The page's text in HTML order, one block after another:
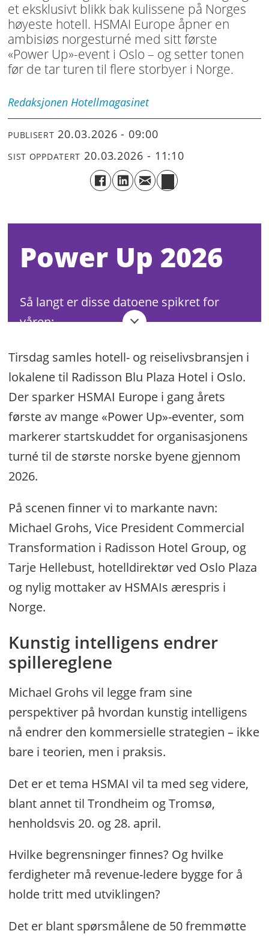
et eksklusivt blikk bak kulissene på Norges
høyeste hotell. HSMAI Europe åpner en
ambisiøs norgesturné med sitt første
«Power Up»-event i Oslo – og setter tonen
før de tar turen til flere storbyer i Norge.
Redaksjonen Hotellmagasinet
PUBLISERT 20.03.2026 - 09:00
SIST OPPDATERT 20.03.2026 - 11:10
Power Up 2026
Så langt er disse datoene spikret for
våren:
24. mars – Oslo, Radisson Blu Plaza
Hotel
Klikk her for å registrere deg for
eventet i Oslo.
20. april – Trondheim, Britannia
Hotel
28. april – Tromsø
, Clarion Hotel The
Edge
Datoer for Bergen, Stavanger og Ålesund
annonseres fortløpende.
Tirsdag samles hotell- og reiselivsbransjen i
lokalene til Radisson Blu Plaza Hotel i Oslo.
Der sparker HSMAI Europe i gang årets
første av mange «Power Up»-eventer, som
markerer startskuddet for organisasjonens
turné til de største norske byene gjennom
2026.
På scenen finner vi to markante navn:
Michael Grohs, Vice President Commercial
Transformation i Radisson Hotel Group, og
Tarje Hellebust, hotelldirektør ved Oslo Plaza
og nylig mottaker av HSMAIs ærespris i
Norge.
Kunstig intelligens endrer
spillereglene
Michael Grohs vil legge fram sine
perspektiver på hvordan kunstig intelligens
nå endrer den kommersielle strategien – ikke
bare i teorien, men i praksis.
Det er et tema HSMAI vil ta med seg videre,
blant annet til Trondheim og Tromsø,
henholdsvis 20. og 28. april.
Hvilke begrensninger finnes? Og hvilke
ferdigheter må revenue-ledere bygge for å
holde tritt med utviklingen?
Det er blant spørsmålene de 50 fremmøtte